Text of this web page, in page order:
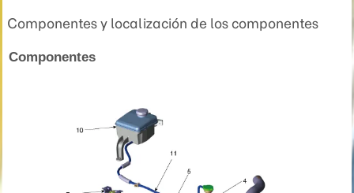
Componentes y localización de los componentes
Componentes